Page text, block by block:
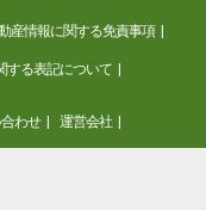
産情報に関する免責事項
する表記について
わせ 運営会社